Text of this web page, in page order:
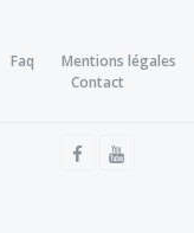
Faq Mentions légales
Contact